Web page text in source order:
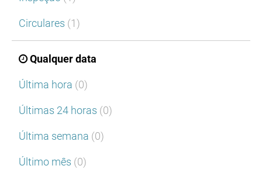
Circulares (1)
Qualquer data
Última hora (0)
Últimas 24 horas (0)
Última semana (0)
Último mês (0)